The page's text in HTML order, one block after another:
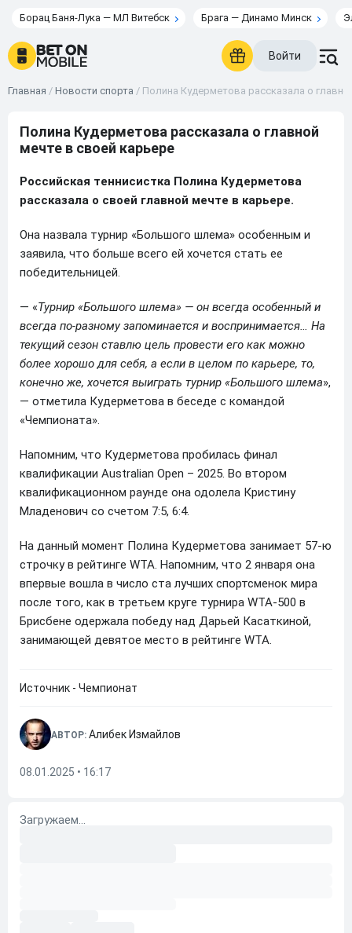
Борац Баня-Лука — МЛ Витебск Брага — Динамо Минск
Войти
Главная / Новости спорта / Полина Кудерметова рассказала о
Полина Кудерметова рассказала о главной
мечте в своей карьере
Российская теннисистка Полина Кудерметова
рассказала о своей главной мечте в карьере.
Она назвала турнир «Большого шлема» особенным и
заявила, что больше всего ей хочется стать ее
победительницей.
— «Турнир «Большого шлема» — он всегда особенный и
всегда по-разному запоминается и воспринимается… На
текущий сезон ставлю цель провести его как можно
более хорошо для себя, а если в целом по карьере, то,
конечно же, хочется выиграть турнир «Большого шлема»,
— отметила Кудерметова в беседе с командой
«Чемпионата».
Напомним, что Кудерметова пробилась финал
квалификации Australian Open – 2025. Во втором
квалификационном раунде она одолела Кристину
Младенович со счетом 7:5, 6:4.
На данный момент Полина Кудерметова занимает 57-ю
строчку в рейтинге WTA. Напомним, что 2 января она
впервые вошла в число ста лучших спортсменок мира
после того, как в третьем круге турнира WTA-500 в
Брисбене одержала победу над Дарьей Касаткиной,
занимающей девятое место в рейтинге WTA.
Источник - Чемпионат
АВТОР: Алибек Измайлов
08.01.2025 • 16:17